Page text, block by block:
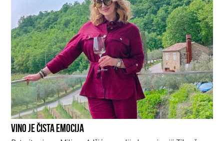
VINO JE ČISTA EMOCIJA